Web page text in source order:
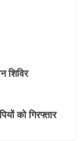
शिविर
को गिरफ्तार